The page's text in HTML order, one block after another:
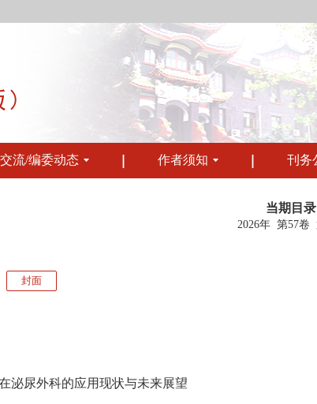
流/编委动态 作者须知 刊务
当期目录
2026年 第57卷
封面
泌尿外科的应用现状与未来展望